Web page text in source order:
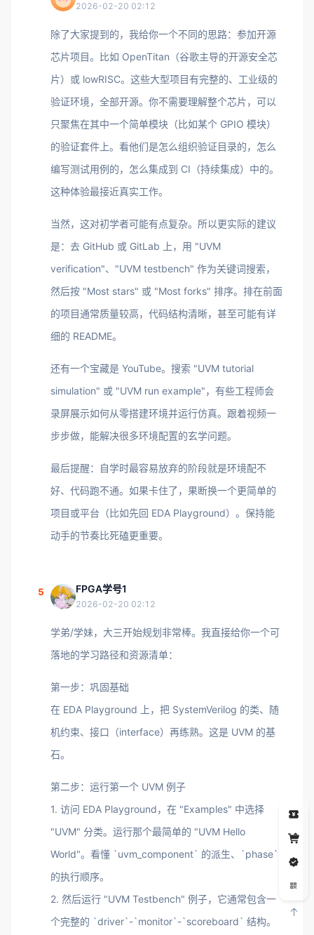
2026-02-20 02:12
除了大家提到的，我给你一个不同的思路：参加开源
芯片项目。比如 OpenTitan（谷歌主导的开源安全芯
片）或 lowRISC。这些大型项目有完整的、工业级的
验证环境，全部开源。你不需要理解整个芯片，可以
只聚焦在其中一个简单模块（比如某个 GPIO 模块）
的验证套件上。看他们是怎么组织验证目录的，怎么
编写测试用例的，怎么集成到 CI（持续集成）中的。
这种体验最接近真实工作。
当然，这对初学者可能有点复杂。所以更实际的建议
是：去 GitHub 或 GitLab 上，用 "UVM
verification"、"UVM testbench" 作为关键词搜索，
然后按 "Most stars" 或 "Most forks" 排序。排在前面
的项目通常质量较高，代码结构清晰，甚至可能有详
细的 README。
还有一个宝藏是 YouTube。搜索 "UVM tutorial
simulation" 或 "UVM run example"，有些工程师会
录屏展示如何从零搭建环境并运行仿真。跟着视频一
步步做，能解决很多环境配置的玄学问题。
最后提醒：自学时最容易放弃的阶段就是环境配不
好、代码跑不通。如果卡住了，果断换一个更简单的
项目或平台（比如先回 EDA Playground）。保持能
动手的节奏比死磕更重要。
5 FPGA学号1
2026-02-20 02:12
学弟/学妹，大三开始规划非常棒。我直接给你一个可
落地的学习路径和资源清单：
第一步：巩固基础
在 EDA Playground 上，把 SystemVerilog 的类、随
机约束、接口（interface）再练熟。这是 UVM 的基
石。
第二步：运行第一个 UVM 例子
1. 访问 EDA Playground，在 "Examples" 中选择
"UVM" 分类。运行那个最简单的 "UVM Hello
World"。看懂 `uvm_component` 的派生、`phase`
的执行顺序。
2. 然后运行 "UVM Testbench" 例子，它通常包含一
个完整的 `driver`-`monitor`-`scoreboard` 结构。